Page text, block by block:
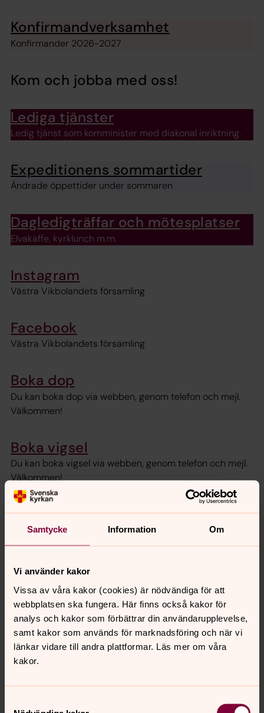
Samtycke Information Om
Vi använder kakor
Vissa av våra kakor (cookies) är nödvändiga för att
webbplatsen ska fungera. Här finns också kakor för
analys och kakor som förbättrar din användarupplevelse,
samt kakor som används för marknadsföring och när vi
länkar vidare till andra plattformar. Läs mer om våra
kakor.
Konfirmandverksamhet
Konfirmander 2026-2027
Kom och jobba med oss!
Lediga tjänster
Ledig tjänst som komminister med diakonal inriktning.
Expeditionens sommartider
Ändrade öppettider under sommaren
Dagledigträffar och mötesplatser
Elvakaffe, kyrklunch m.m.
Instagram
Västra Vikbolandets församling
Facebook
Västra Vikbolandets församling
Boka dop
Du kan boka dop via webben, genom telefon och mejl.
Välkommen!
Boka vigsel
Du kan boka vigsel via webben, genom telefon och mejl.
Välkommen!
Nyfiken på Gud?
Läs om kristen tro